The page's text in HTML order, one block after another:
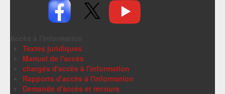
Textes juridiques
Manuel de l'accès
chargés d'accès à l'information
Rapports d'accès à l'information
Demande d'accès et recours